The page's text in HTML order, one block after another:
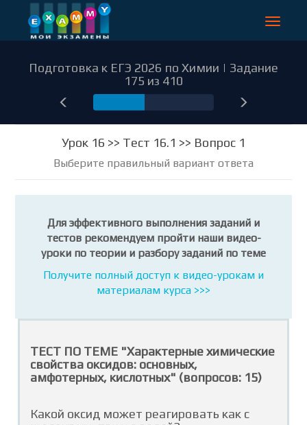
Toggle
Подготовка к ЕГЭ 2026 по Химии | Задание
175 из 410
Урок 16 >> Тест 16.1 >> Вопрос 1
Выберите правильный вариант ответа
Для эффективного выполнения заданий и
тестов рекомендуем пройти наши видео-
уроки по теории и разбору заданий по теме
Получите полный доступ к видео-урокам и
материалам курса >>>
ТЕСТ ПО ТЕМЕ "Характерные химические
свойства оксидов: оснoвных,
амфотерных, кислотных" (вопросов: 15)
Какой оксид может реагировать как с